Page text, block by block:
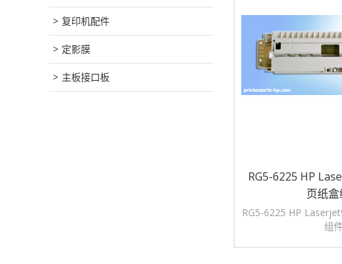
复印机配件
定影膜
主板接口板
RG5-6225 HP
页纸
RG5-6225 HP
组